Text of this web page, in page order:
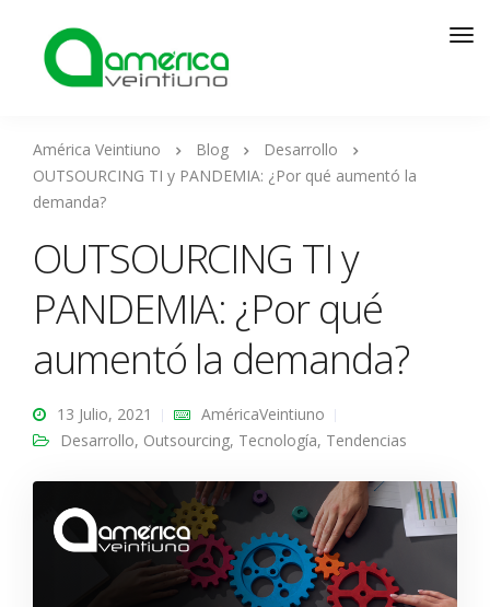
América Veintiuno Blog
Desarrollo
OUTSOURCING TI y PANDEMIA: ¿Por qué aumentó la
demanda?
OUTSOURCING TI y
PANDEMIA: ¿Por qué
aumentó la demanda?
13 Julio, 2021
AméricaVeintiuno
Desarrollo, Outsourcing, Tecnología, Tendencias